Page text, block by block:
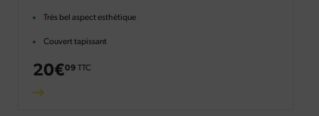
Très bel aspect esthétique
Couvert tapissant
20€09 TTC